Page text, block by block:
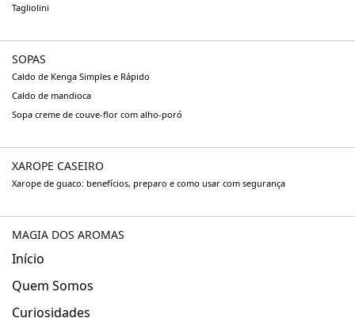
Tagliolini
SOPAS
Caldo de Kenga Simples e Rápido
Caldo de mandioca
Sopa creme de couve-flor com alho-poró
XAROPE CASEIRO
Xarope de guaco: benefícios, preparo e como usar com segurança
MAGIA DOS AROMAS
Início
Quem Somos
Curiosidades